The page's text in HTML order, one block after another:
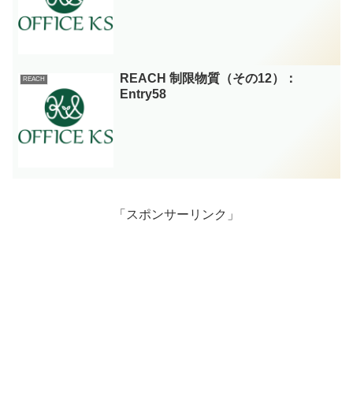
REACH
REACH 制限物質（その12）：
Entry58
「スポンサーリンク」